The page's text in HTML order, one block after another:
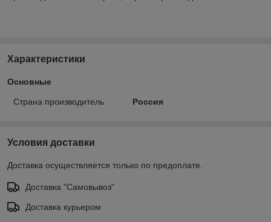
Характеристики
Основные
Страна производитель Россия
Условия доставки
Доставка осуществляется только по предоплате.
Доставка "Самовывоз"
Доставка курьером